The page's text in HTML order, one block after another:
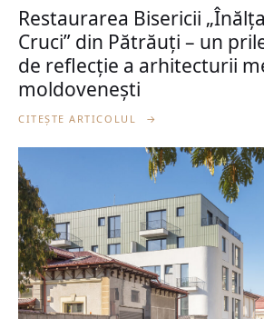
Restaurarea Bisericii
Cruci” din Pătrăuți – un
de reflecție a arhitecturii
moldovenești
CITEȘTE ARTICOLUL →